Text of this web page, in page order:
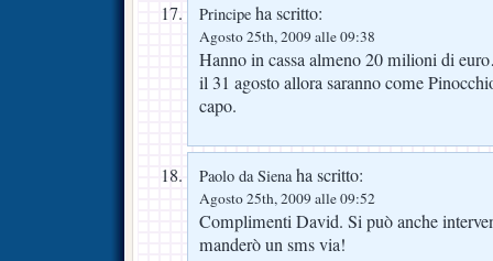
Principe ha scritto:
Agosto 25th, 2009 alle 09:38
Hanno in cassa almeno 20 milioni di
il 31 agosto allora saranno come
capo.
Paolo da Sienaha scritto:
Agosto 25th, 2009 alle 09:52
Complimenti David. Si può anche
manderò un sms via!